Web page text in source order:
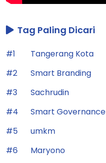
Tag Paling Dicari
#1
Tangerang Kota
#2
Smart Branding
#3
Sachrudin
#4
Smart Governance
#5
umkm
#6
Maryono